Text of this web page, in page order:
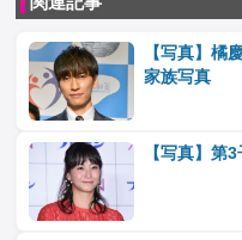
【写真】
家族写真
【写真】第